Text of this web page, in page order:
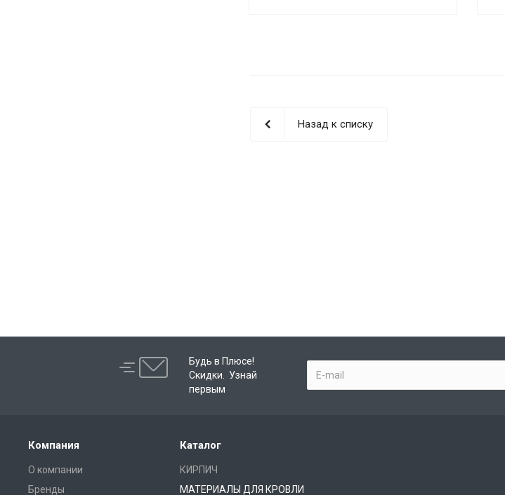
Назад к списку
Будь в Плюсе!
Скидки. Узнай
первым
Компания
О компании
Бренды
Каталог
КИРПИЧ
МАТЕРИАЛЫ ДЛЯ КРОВЛИ